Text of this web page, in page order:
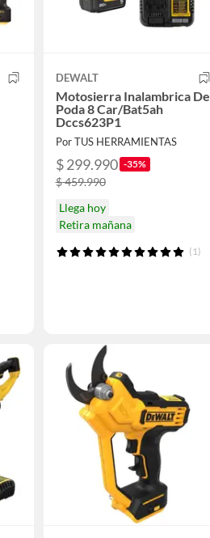
DEWALT
Motosierra Inalambrica De
Poda 8 Car/Bat5ah
Dccs623P1
Por TUS HERRAMIENTAS
$ 299.990 -35%
$ 459.990
Llega hoy
Retira mañana
(1)